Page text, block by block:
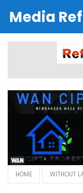
Media
HOME WITHOUT